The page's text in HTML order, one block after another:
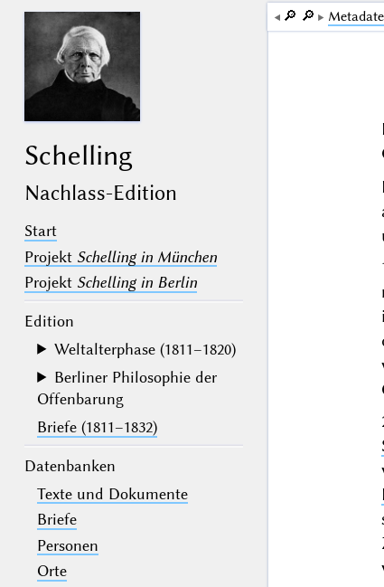
Schelling
Nachlass-Edition
Start
Projekt Schelling in München
Projekt Schelling in Berlin
Edition
Weltalterphase (1811–1820)
Berliner Philosophie der
Offenbarung
Briefe (1811–1832)
Datenbanken
Texte und Dokumente
Briefe
Personen
Orte
🔎︎ 🔎︎